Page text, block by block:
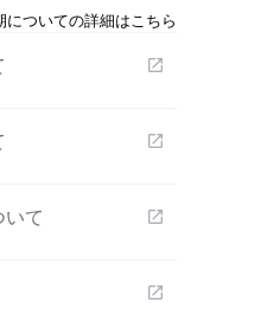
についての詳細はこちら
open_in_new
open_in_new
て open_in_new
open_in_new